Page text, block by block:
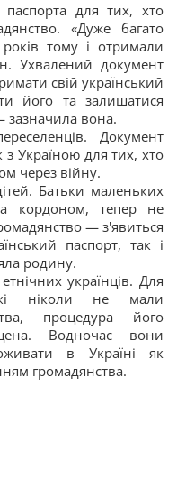
паспорта для тих, хто
«Дуже багато
тому і отримали
Ухвалений документ
свій український
його та залишатися
зазначила вона.
Документ
з Україною для тих, хто
через війну.
Батьки маленьких
кордоном, тепер не
— з'явиться
паспорт, так і
родину.
українців. Для
ніколи не мали
процедура його
Водночас вони
в Україні як
громадянства.